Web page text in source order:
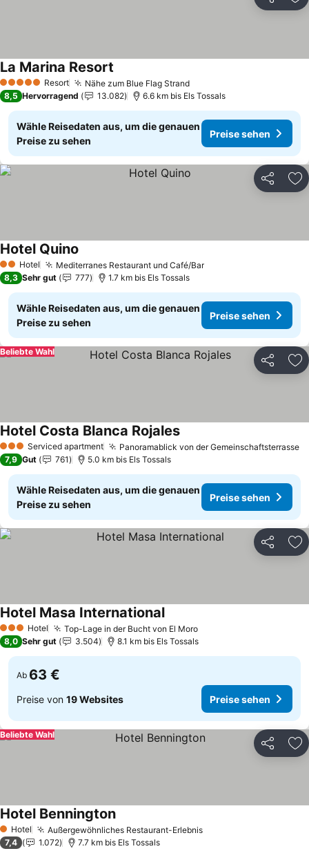
Teilen
5 Sterne Resort Nähe zum Blue Flag Strand
La Marina Resort
8,5 Hervorragend 13.082 6.6 km bis Els Tossals
Wähle Reisedaten aus, um die genauen
Preise zu sehen
Preise sehen
Teilen
2 Sterne
Hotel Mediterranes Restaurant und Café/Bar
Hotel Quino
8,3 Sehr gut 777 1.7 km bis Els Tossals
Wähle Reisedaten aus, um die genauen
Preise zu sehen
Preise sehen
Teilen
Beliebte Wahl
3 SterneServiced apartment Panoramablick von der Gemeinschaftsterrasse
Hotel Costa Blanca Rojales
7,9 Gut 761 5.0 km bis Els Tossals
Wähle Reisedaten aus, um die genauen
Preise zu sehen
Preise sehen
Teilen
3 SterneHotel Top-Lage in der Bucht von El Moro
Hotel Masa International
8,0 Sehr gut 3.504 8.1 km bis Els Tossals
Ab 63 €
Preise von 19 Websites Preise sehen
Teilen
Beliebte Wahl
1 Sterne
Hotel Außergewöhnliches Restaurant-Erlebnis
Hotel Bennington
7,4 1.072 7.7 km bis Els Tossals